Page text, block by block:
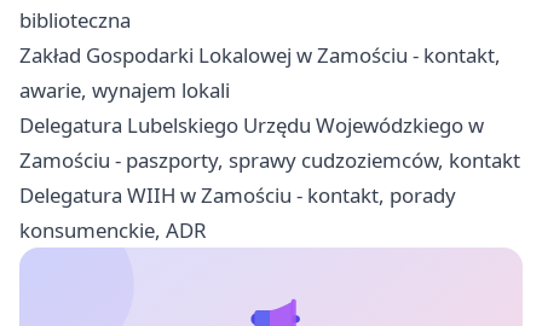
biblioteczna
Zakład Gospodarki Lokalowej w Zamościu - kontakt,
awarie, wynajem lokali
Delegatura Lubelskiego Urzędu Wojewódzkiego w
Zamościu - paszporty, sprawy cudzoziemców, kontakt
Delegatura WIIH w Zamościu - kontakt, porady
konsumenckie, ADR